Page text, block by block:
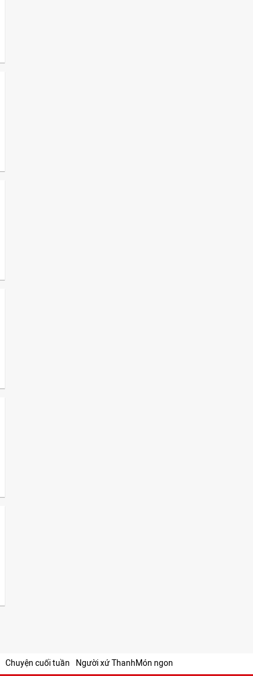
Chuyện cuối tuần Người xứ ThanhMón ngon